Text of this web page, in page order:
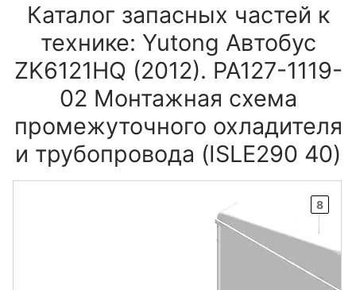
Каталог запасных частей к
технике: Yutong Автобус
ZK6121HQ (2012). PA127-1119-
02 Монтажная схема
промежуточного охладителя
и трубопровода (ISLE290 40)
8